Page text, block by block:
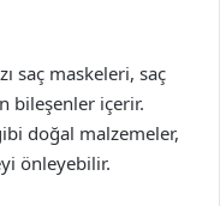
saç maskeleri, saç
bileşenler içerir.
doğal malzemeler,
önleyebilir.